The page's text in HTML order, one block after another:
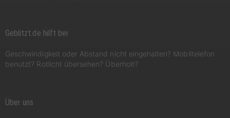
Geblitzt.de hilft bei
Geschwindigkeit oder Abstand nicht eingehalten? Mobiltelefon
benutzt? Rotlicht übersehen? Überholt?
Über uns